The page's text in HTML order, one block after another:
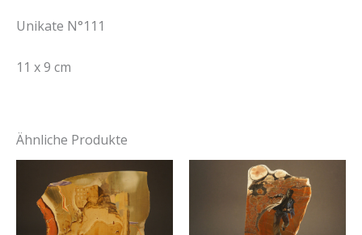
Unikate N°111
11 x 9 cm
Ähnliche Produkte